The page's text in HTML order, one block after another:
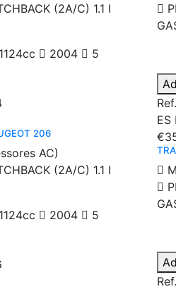
(2A/C) 1.1 I
1124cc 2004 5
206
AC)
(2A/C) 1.1 I
1124cc 2004 5
ES